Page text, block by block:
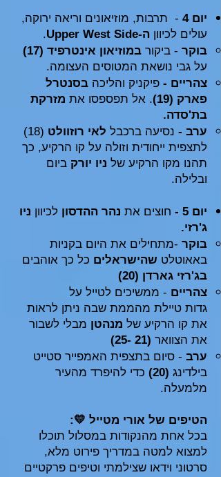
יום 4
- תרבות, מוזיאונים וריאה ירוקה,
עולים לכיוון ה-Upper West Side
.
בוקר - ביקור במוזיאון אינטרפיד (17)
על גבי נושאת המטוסים העצומה.
צהריים - פיקניק והליכה בסנטרל
פארק (19)
. אל תפספסו את מזרקת
בת'סדה.
ערב - נסיעה ברכבל לאי רוזוולט
(18)
לתצפית ייחודית וזולה על קו הרקיע, כך
תהנו מקו הרקיע של ניו יורק ביום
ובלילה.
יום 5 - חוצים את נהר ההדסון לכיוון ניו
ג'רזי.
בוקר -מתחילים את היום בקניות
באאוטלט שהישראלים כל כך אוהבים
בג'רזי גארדן (20)
צהריים - ממשיכים לטייל על
גדות טיילת מהממת שבה ניתן לראות
את קו הרקיע של מנהטן מבלי לשבור
את הצוואר (21 -25)
ערב - סיום בתצפית האמפייר סטייט
בילדינג (20)
כדי להיפרד מהעיר
מלמעלה.
הטיפים של אורי מטייל 💛:
בכל אחת מהנקודות במסלול תוכלו
למצוא למטה במדריך פירוט מלא,
סרטוני וידאו שצילמתי וטיפים פרקטיים